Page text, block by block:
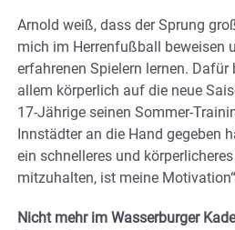
Arnold weiß, dass der Sprung
mich im Herrenfußball beweisen
erfahrenen Spielern lernen.
allem körperlich auf die neue
17-Jährige seinen Sommer-
Innstädter an die Hand gegeben
ein schnelleres und
mitzuhalten, ist meine
Nicht mehr im Wasserburger